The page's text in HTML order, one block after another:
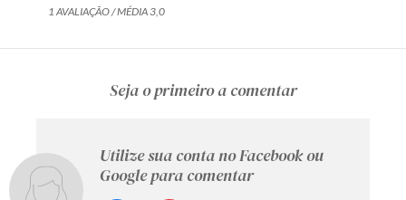
1 AVALIAÇÃO / MÉDIA 3,0
Seja o primeiro a comentar
Utilize sua conta no Facebook ou
Google para comentar